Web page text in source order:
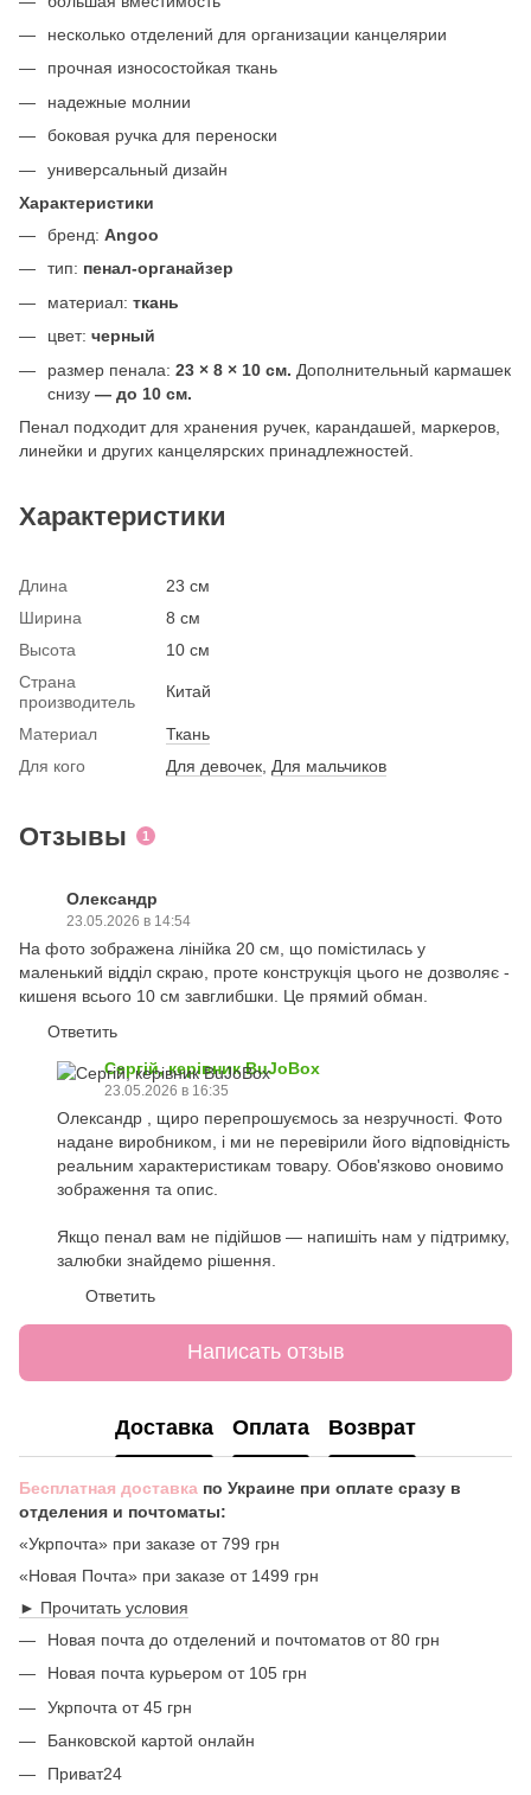
несколько отделений для организации канцелярии
прочная износостойкая ткань
надежные молнии
боковая ручка для переноски
универсальный дизайн
Характеристики
бренд: Angoo
тип: пенал-органайзер
материал: ткань
цвет: черный
размер пенала: 23 × 8 × 10 см. Дополнительный кармашек
снизу — до 10 см.
Пенал подходит для хранения ручек, карандашей, маркеров,
линейки и других канцелярских принадлежностей.
Характеристики
Длина
23 см
Ширина
8 см
Высота
10 см
Страна
производитель
Китай
Материал
Ткань
Для кого
Для девочек Для мальчиков
Отзывы 1
Олександр
23.05.2026 в 14:54
На фото зображена лінійка 20 см, що помістилась у
маленький відділ скраю, проте конструкція цього не дозволяє -
кишеня всього 10 см завглибшки. Це прямий обман.
Ответить
Сергій, керівник BuJoBox
23.05.2026 в 16:35
Олександр , щиро перепрошуємось за незручності. Фото
надане виробником, і ми не перевірили його відповідність
реальним характеристикам товару. Обов'язково оновимо
зображення та опис.
Якщо пенал вам не підійшов — напишіть нам у підтримку,
залюбки знайдемо рішення.
Ответить
Написать отзыв
Доставка Оплата Возврат
Бесплатная доставка по Украине при оплате сразу в
отделения и почтоматы:
«Укрпочта» при заказе от 799 грн
«Новая Почта» при заказе от 1499 грн
► Прочитать условия
Новая почта до отделений и почтоматов от 80 грн
Новая почта курьером от 105 грн
Укрпочта от 45 грн
Банковской картой онлайн
Приват24